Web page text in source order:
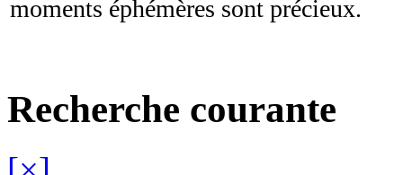
moments éphémères sont précieux.
Recherche courante